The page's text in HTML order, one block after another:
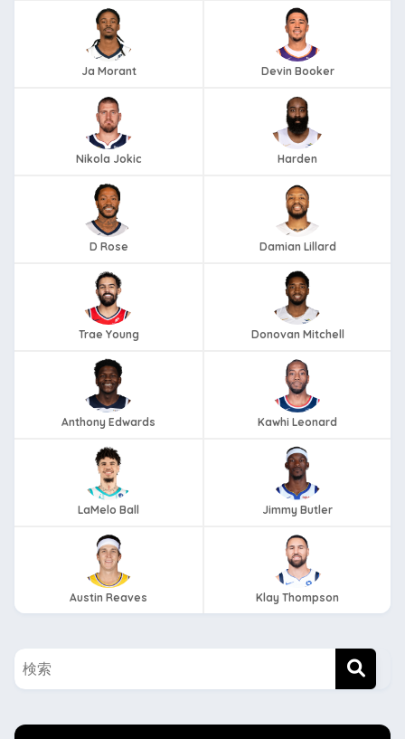
Ja Morant Devin Booker
Nikola Jokic Harden
D Rose Damian Lillard
Trae Young Donovan Mitchell
Anthony Edwards Kawhi Leonard
LaMelo Ball Jimmy Butler
Austin Reaves Klay Thompson